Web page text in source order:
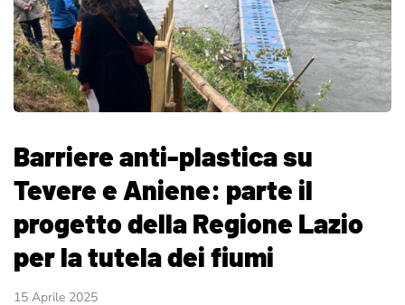
Barriere anti-plastica su
Tevere e Aniene: parte il
progetto della Regione Lazio
per la tutela dei fiumi
15 Aprile 2025